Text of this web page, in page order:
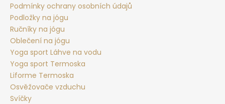
Podmínky ochrany osobních údajů
Podložky na jógu
Ručníky na jógu
Oblečení na jógu
Yoga sport Láhve na vodu
Yoga sport Termoska
Liforme Termoska
Osvěžovače vzduchu
Svíčky